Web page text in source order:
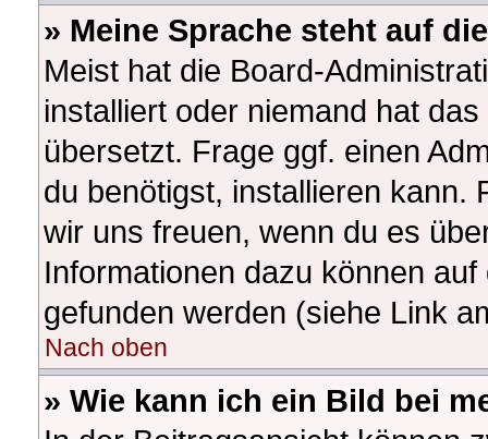
» Meine Sprache steht auf
Meist hat die Board-
installiert oder niemand hat
übersetzt. Frage ggf. einen
du benötigst, installieren kann.
wir uns freuen, wenn du es
Informationen dazu können
gefunden werden (siehe Link
Nach oben
» Wie kann ich ein Bild bei